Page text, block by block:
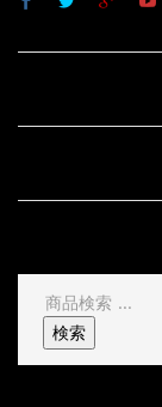
検
索
結
検索